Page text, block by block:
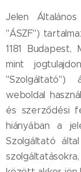
Jelen
"ÁSZF")
1181 Budapest,
mint
"Szolgáltató")
weboldal
és szerződési
hiányában a
Szolgáltató